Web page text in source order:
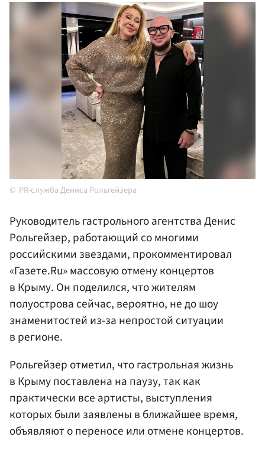
PR-служба Дениса Рольгейзера
Руководитель гастрольного агентства Денис
Рольгейзер, работающий со многими
российскими звездами, прокомментировал
«Газете.Ru» массовую отмену концертов
в Крыму. Он поделился, что жителям
полуострова сейчас, вероятно, не до шоу
знаменитостей из-за непростой ситуации
в регионе.
Рольгейзер отметил, что гастрольная жизнь
в Крыму поставлена на паузу, так как
практически все артисты, выступления
которых были заявлены в ближайшее время,
объявляют о переносе или отмене концертов.